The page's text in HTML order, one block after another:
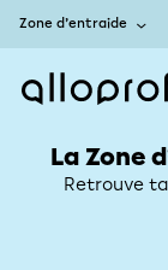
Zone d’entraide
La Zone
Retrouve